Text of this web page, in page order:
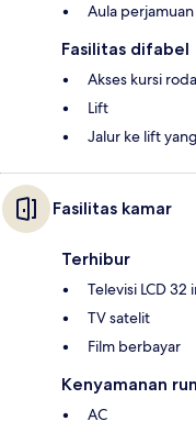
Aula perjamuan
Fasilitas difabel
Akses kursi roda
Lift
Jalur ke lift
Fasilitas kamar
Terhibur
Televisi LCD 32
TV satelit
Film berbayar
Kenyamanan
AC